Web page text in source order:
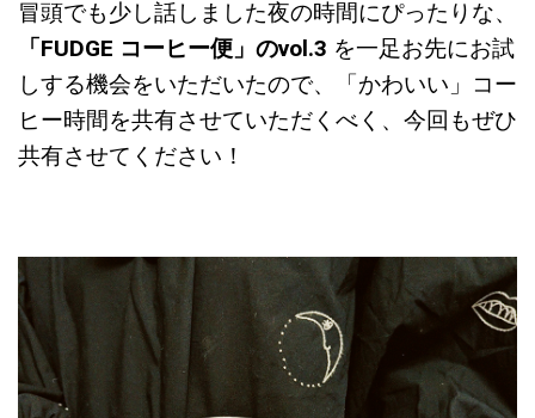
冒頭でも少し話しました夜の時間にぴったりな、
「FUDGE コーヒー便」のvol.3 を一足お先にお試
しする機会をいただいたので、「かわいい」コー
ヒー時間を共有させていただくべく、今回もぜひ
共有させてください！